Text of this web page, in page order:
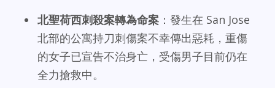
北聖荷西刺殺案轉為命案 ：發生在 San Jose
北部的公寓持刀刺傷案不幸傳出惡耗，重傷
的女子已宣告不治身亡，受傷男子目前仍在
全力搶救中。